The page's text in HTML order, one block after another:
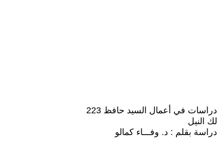
دراسات في أعمال السيد حافظ 223
لك النيل
دراسة بقلم : د. وفـــاء كمالو